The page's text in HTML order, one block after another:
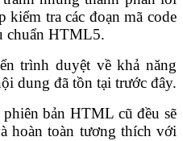
tra các đoạn mã code
chuẩn HTML5.
trình duyệt về khả năng
dung đã tồn tại trước đây.
bản HTML cũ đều sẽ
hoàn toàn tương thích với